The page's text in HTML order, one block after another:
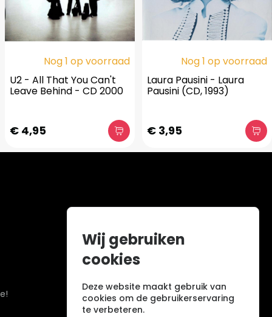
Nog 1 op voorraad
U2 - All That You Can't
Leave Behind - CD 2000
€ 4,95
Nog 1 op voorraad
Laura Pausini - Laura
Pausini (CD, 1993)
€ 3,95
Wij gebruiken
cookies
Deze website maakt gebruik van
cookies om de gebruikerservaring
te verbeteren.